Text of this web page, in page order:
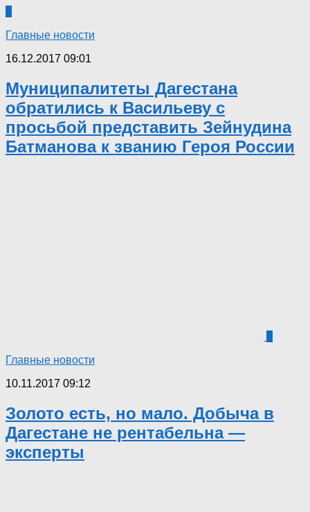
Главные новости
16.12.2017 09:01
Муниципалитеты Дагестана
обратились к Васильеву с
просьбой представить Зейнудина
Батманова к званию Героя России
Главные новости
10.11.2017 09:12
Золото есть, но мало. Добыча в
Дагестане не рентабельна —
эксперты